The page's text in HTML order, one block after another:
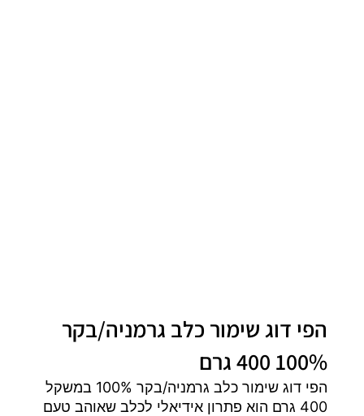
הפי דוג שימור כלב גרמניה/בקר
100% 400 גרם
הפי דוג שימור כלב גרמניה/בקר 100% במשקל
400 גרם הוא פתרון אידיאלי לכלב שאוהב טעם